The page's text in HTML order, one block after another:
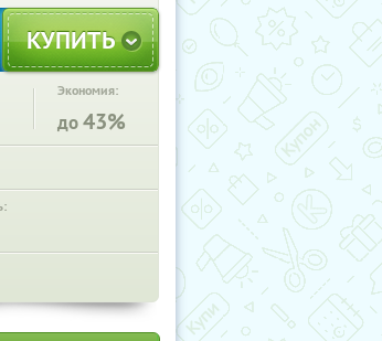
Экономия:
до43%